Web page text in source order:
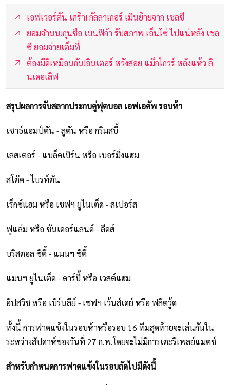
เอฟเวอร์ตัน เศร้า! กัลลาเกอร์ เมินย้ายจาก เชลซี
ยอมจำนน!กุนซือ เบนฟิก้า รับสภาพ เอ็นโซ่ ไปแน่หลัง เชล
ซี ยอมจ่ายเต็มที่
ต้องมีดีเหมือนกัน!อินเตอร์ หวังสอย แม็กไกวร์ หลังแห้ว ลิ
นเดอเลิฟ
สรุปผลการจับสลากประกบคู่ฟุตบอล เอฟเอคัพ รอบห้า
เซาธ์แฮมป์ตัน - ลูตัน หรือ กริมสบี้
เลสเตอร์ - แบล็คเบิร์น หรือ เบอร์มิ่งแฮม
สโต๊ค - ไบรท์ตัน
เร็กซ์แฮม หรือ เชฟฯ ยูไนเต็ด - สเปอร์ส
ฟูแล่ม หรือ ซันเดอร์แลนด์ - ลีดส์
บริสตอล ซิตี้ - แมนฯ ซิตี้
แมนฯ ยูไนเต็ด - ดาร์บี้ หรือ เวสต์แฮม
อิปสวิช หรือ เบิร์นลีย์ - เชฟฯ เว้นส์เดย์ หรือ ฟลีตวู้ด
ทั้งนี้ การฟาดแข้งในรอบห้าหรือรอบ 16 ทีมสุดท้ายจะเล่นกันใน
ระหว่างสัปดาห์ของวันที่ 27 ก.พ.โดยจะไม่มีการเตะรีเพลย์แมตช์
สำหรับกำหนดการฟาดแข้งในรอบถัดไปมีดังนี้